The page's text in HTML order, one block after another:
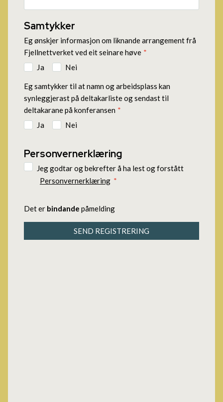
Samtykker
Eg ønskjer informasjon om liknande arrangement frå
Fjellnettverket ved eit seinare høve *
Ja
Nei
Eg samtykker til at namn og arbeidsplass kan
synleggjerast på deltakarliste og sendast til
deltakarane på konferansen *
Ja
Nei
Personvernerklæring
Jeg godtar og bekrefter å ha lest og forstått
Personvernerklæring *
Det er bindande påmelding
SEND REGISTRERING